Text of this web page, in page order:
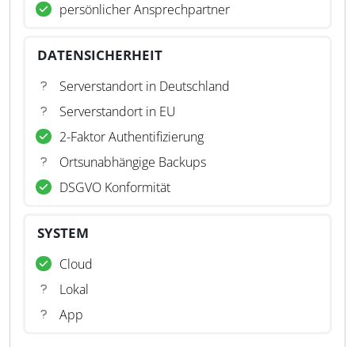
persönlicher Ansprechpartner
DATENSICHERHEIT
Serverstandort in Deutschland
Serverstandort in EU
2-Faktor Authentifizierung
Ortsunabhängige Backups
DSGVO Konformität
SYSTEM
Cloud
Lokal
App